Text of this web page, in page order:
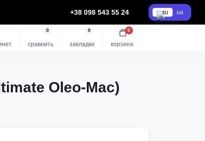
+38 098 543 55 24 ru ua
сравнить
0
закладки
0
корзина
0
Oleo-Mac)